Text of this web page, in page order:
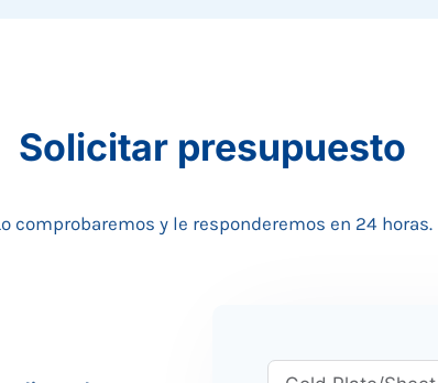
Solicitar presupuesto
comprobaremos y le responderemos en 24 horas.